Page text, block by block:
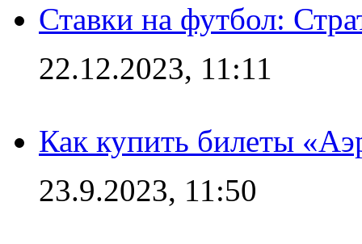
Ставки на футбол:
22.12.2023, 11:11
Как купить билеты
23.9.2023, 11:50